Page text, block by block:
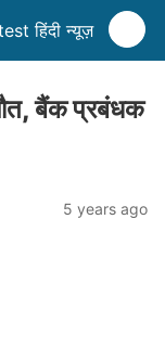
हिंदी न्यूज़
बैंक प्रबंधक
5 years ago